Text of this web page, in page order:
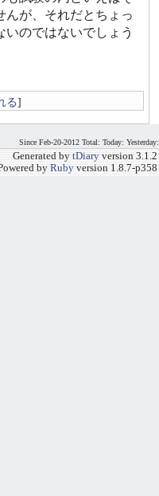
んが、それだとちょっ
いのではないでしょう
る]
Since Feb-20-2012 Total: Today: Yesterday:
Generated by tDiary version 3.1.2
by Ruby version 1.8.7-p358